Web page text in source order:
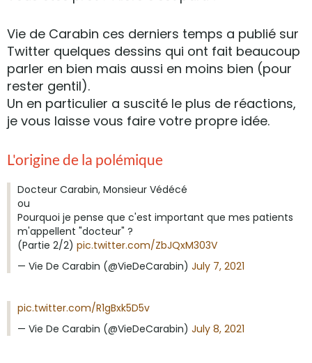
Vie de Carabin ces derniers temps a publié sur
Twitter quelques dessins qui ont fait beaucoup
parler en bien mais aussi en moins bien (pour
rester gentil).
Un en particulier a suscité le plus de réactions,
je vous laisse vous faire votre propre idée.
L'origine de la polémique
Docteur Carabin, Monsieur Védécé
ou
Pourquoi je pense que c'est important que mes patients
m'appellent "docteur" ?
(Partie 2/2) pic.twitter.com/ZbJQxM303V
— Vie De Carabin (@VieDeCarabin) July 7, 2021
pic.twitter.com/R1gBxk5D5v
— Vie De Carabin (@VieDeCarabin) July 8, 2021